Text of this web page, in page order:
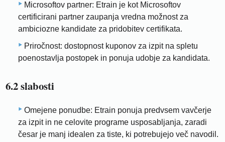
Microsoftov partner: Etrain je kot Microsoftov
certificirani partner zaupanja vredna možnost za
ambiciozne kandidate za pridobitev certifikata.
Priročnost: dostopnost kuponov za izpit na spletu
poenostavlja postopek in ponuja udobje za kandidata.
6.2 slabosti
Omejene ponudbe: Etrain ponuja predvsem vavčerje
za izpit in ne celovite programe usposabljanja, zaradi
česar je manj idealen za tiste, ki potrebujejo več navodil.